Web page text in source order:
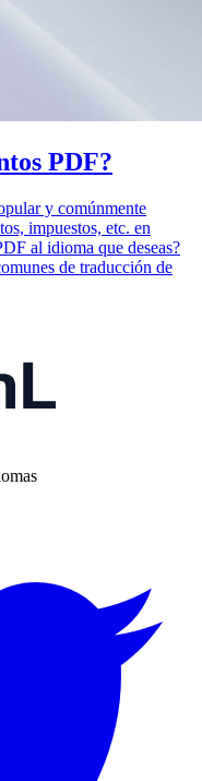
PDF?
y comúnmente
impuestos, etc. en
al idioma que deseas?
de traducción de